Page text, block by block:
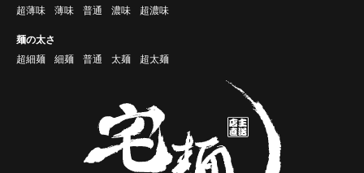
超薄味
薄味 普通 濃味 超濃味
麺の太さ
超細麺
細麺 普通 太麺 超太麺